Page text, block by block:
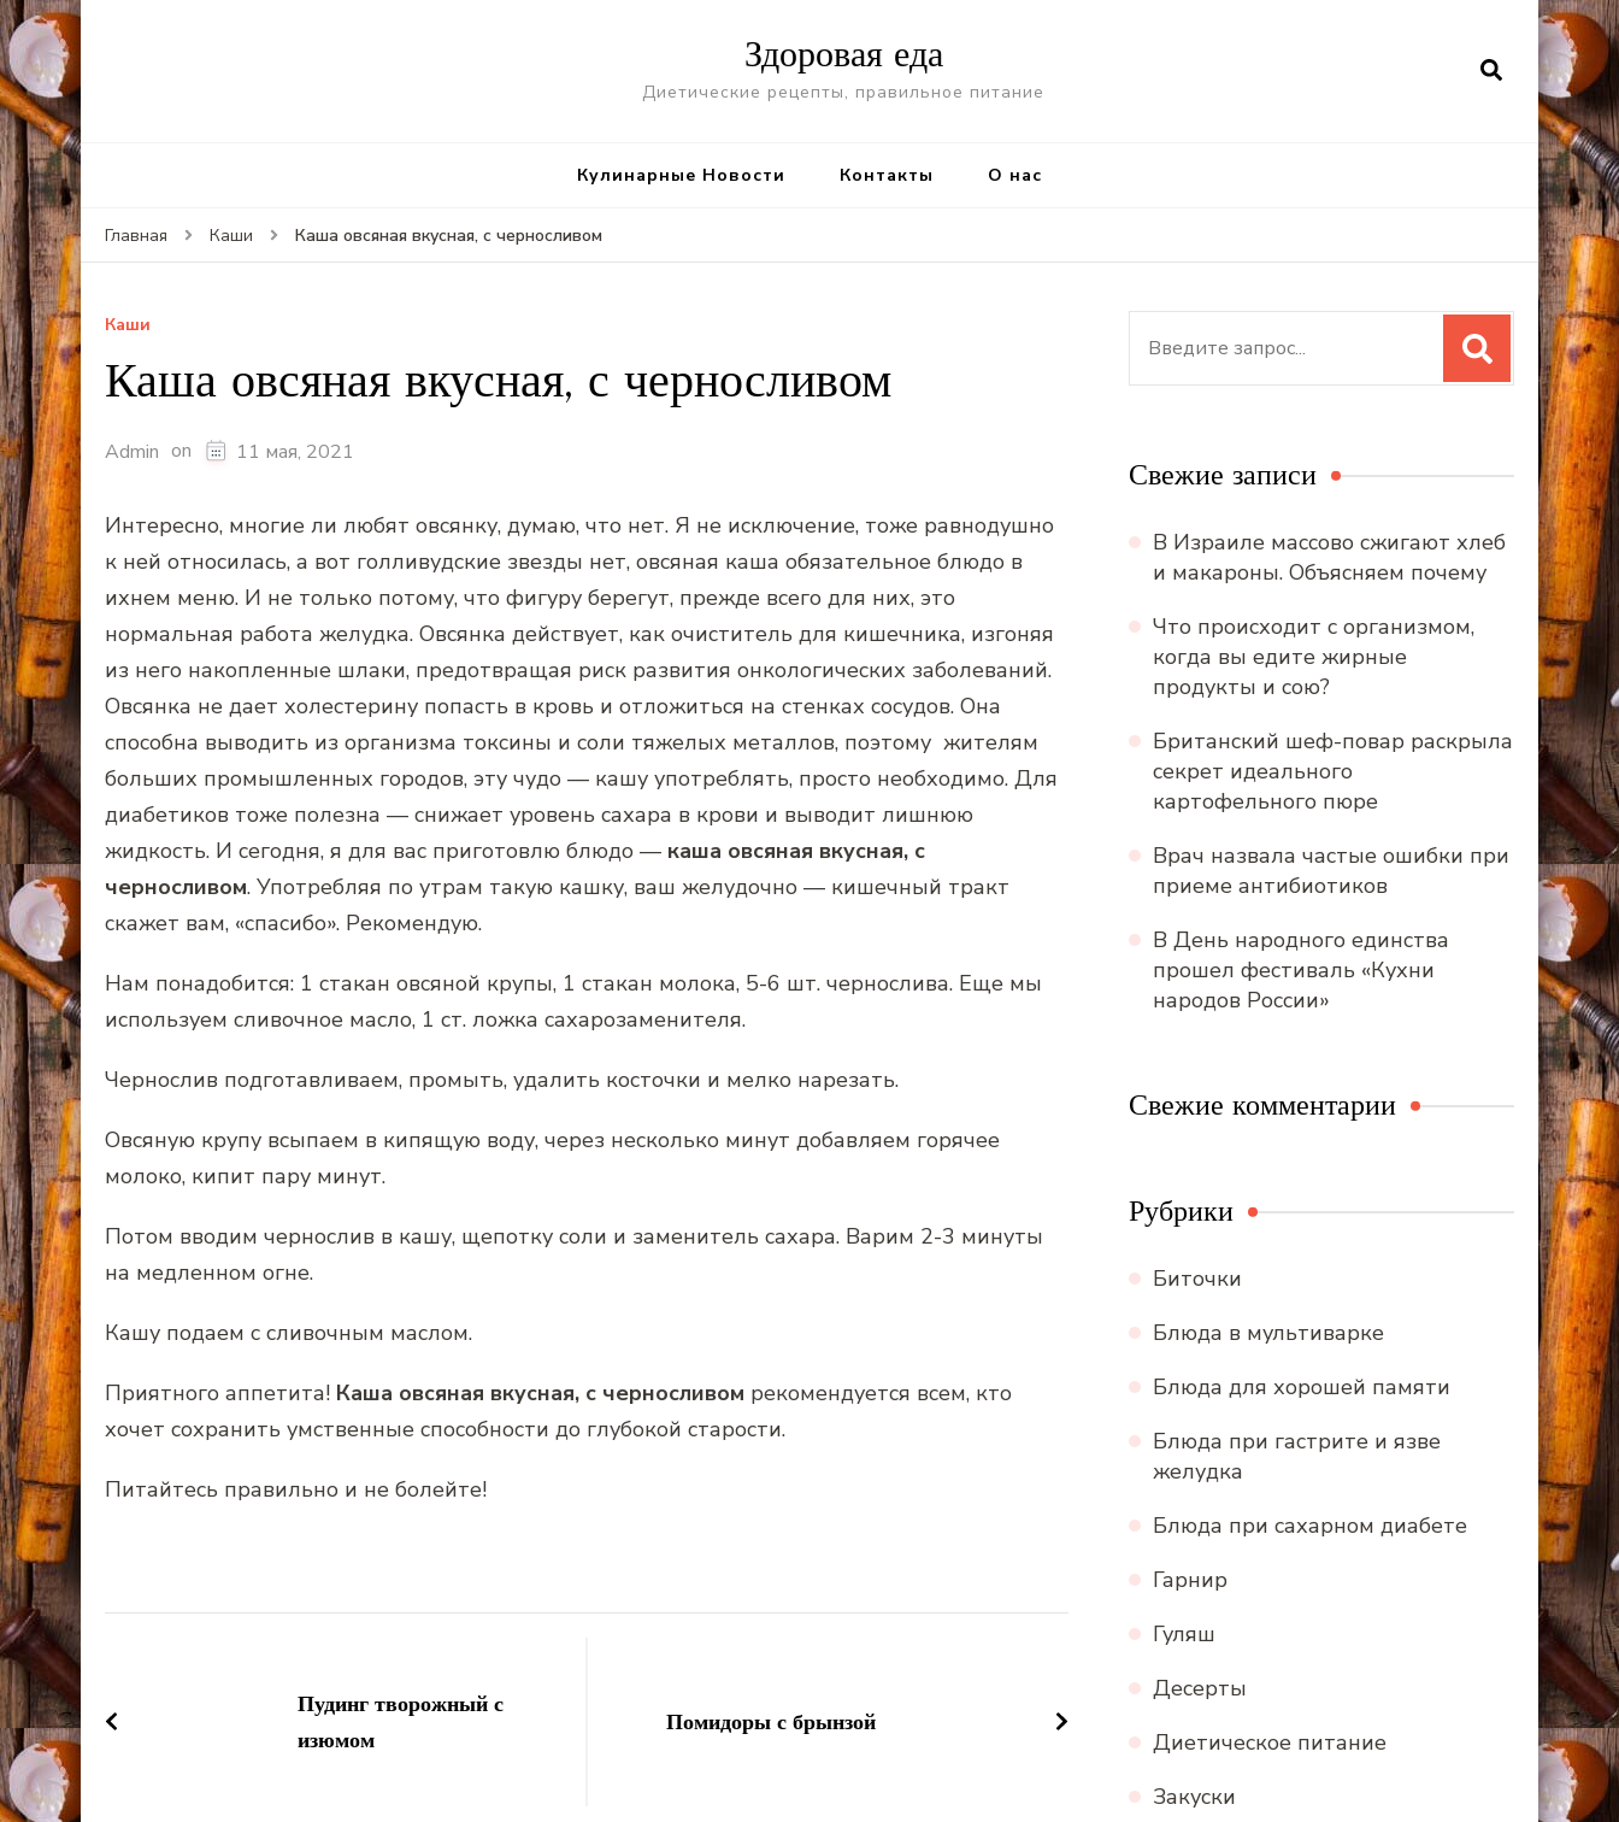
Здоровая еда
Диетические рецепты, правильное питание
Кулинарные Новости Контакты О нас
Главная Каши Каша овсяная вкусная, с черносливом
Каши
Каша овсяная вкусная, с черносливом
Admin on 11 мая, 2021
Интересно, многие ли любят овсянку, думаю, что нет. Я не исключение, тоже равнодушно
к ней относилась, а вот голливудские звезды нет, овсяная каша обязательное блюдо в
ихнем меню. И не только потому, что фигуру берегут, прежде всего для них, это
нормальная работа желудка. Овсянка действует, как очиститель для кишечника, изгоняя
из него накопленные шлаки, предотвращая риск развития онкологических заболеваний.
Овсянка не дает холестерину попасть в кровь и отложиться на стенках сосудов. Она
способна выводить из организма токсины и соли тяжелых металлов, поэтому жителям
больших промышленных городов, эту чудо — кашу употреблять, просто необходимо. Для
диабетиков тоже полезна — снижает уровень сахара в крови и выводит лишнюю
жидкость. И сегодня, я для вас приготовлю блюдо — каша овсяная вкусная, с
черносливом. Употребляя по утрам такую кашку, ваш желудочно — кишечный тракт
скажет вам, «спасибо». Рекомендую.
Нам понадобится: 1 стакан овсяной крупы, 1 стакан молока, 5-6 шт. чернослива. Еще мы
используем сливочное масло, 1 ст. ложка сахарозаменителя.
Чернослив подготавливаем, промыть, удалить косточки и мелко нарезать.
Овсяную крупу всыпаем в кипящую воду, через несколько минут добавляем горячее
молоко, кипит пару минут.
Потом вводим чернослив в кашу, щепотку соли и заменитель сахара. Варим 2-3 минуты
на медленном огне.
Кашу подаем с сливочным маслом.
Приятного аппетита! Каша овсяная вкусная, с черносливом рекомендуется всем, кто
хочет сохранить умственные способности до глубокой старости.
Питайтесь правильно и не болейте!
записям
Пудинг творожный с
изюмом
Помидоры с брынзой
Свежие записи
В Израиле массово сжигают хлеб
и макароны. Объясняем почему
Что происходит с организмом,
когда вы едите жирные
продукты и сою?
Британский шеф-повар раскрыла
секрет идеального
картофельного пюре
Врач назвала частые ошибки при
приеме антибиотиков
В День народного единства
прошел фестиваль «Кухни
народов России»
Свежие комментарии
Рубрики
Биточки
Блюда в мультиварке
Блюда для хорошей памяти
Блюда при гастрите и язве
желудка
Блюда при сахарном диабете
Гарнир
Гуляш
Десерты
Диетическое питание
Закуски